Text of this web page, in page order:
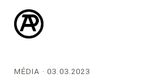
MÉDIA · 03.03.2023